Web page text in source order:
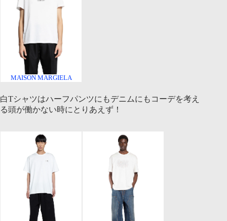
MAISON MARGIELA
白Tシャツはハーフパンツにもデニムにもコーデを考え
る頭が働かない時にとりあえず！